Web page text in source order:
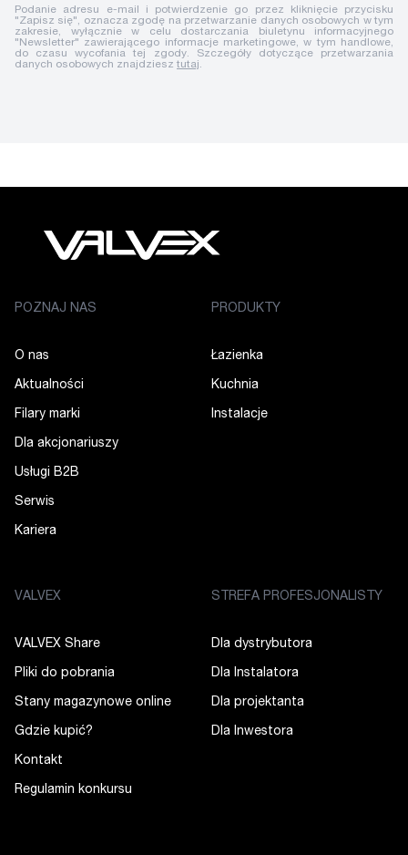
Podanie adresu e-mail i potwierdzenie go przez kliknięcie przycisku
"Zapisz się", oznacza zgodę na przetwarzanie danych osobowych w tym
zakresie, wyłącznie w celu dostarczania biuletynu informacyjnego
"Newsletter" zawierającego informacje marketingowe, w tym handlowe,
do czasu wycofania tej zgody. Szczegóły dotyczące przetwarzania
danych osobowych znajdziesz tutaj.
POZNAJ NAS
O nas
Aktualności
Filary marki
Dla akcjonariuszy
Usługi B2B
Serwis
Kariera
PRODUKTY
Łazienka
Kuchnia
Instalacje
VALVEX
VALVEX Share
Pliki do pobrania
Stany magazynowe online
Gdzie kupić?
Kontakt
Regulamin konkursu
STREFA PROFESJONALISTY
Dla dystrybutora
Dla Instalatora
Dla projektanta
Dla Inwestora